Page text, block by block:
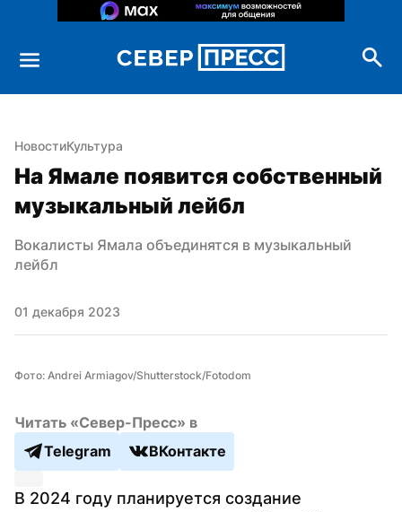
НовостиКультура
На Ямале появится собственный
музыкальный лейбл
Вокалисты Ямала объединятся в музыкальный
лейбл
01 декабря 2023
Фото: Andrei Armiagov/Shutterstock/Fotodom
Читать «Север-Пресс» в
Telegram
ВКонтакте
В 2024 году планируется создание